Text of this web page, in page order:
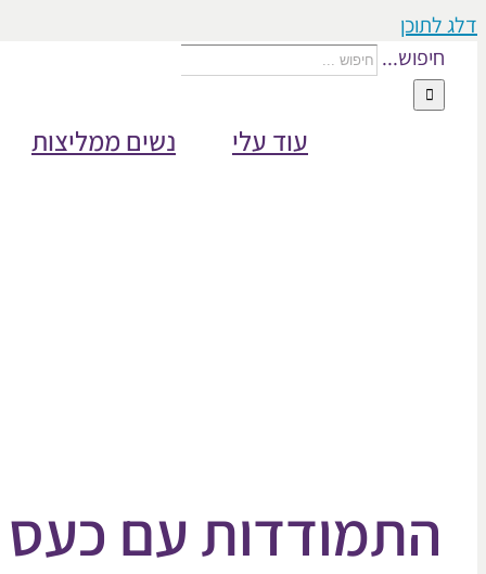
דלג לתוכן
חיפוש...
נשים ממליצות עוד עלי
התמודדות עם כעס – נוסחת 5 השלבים